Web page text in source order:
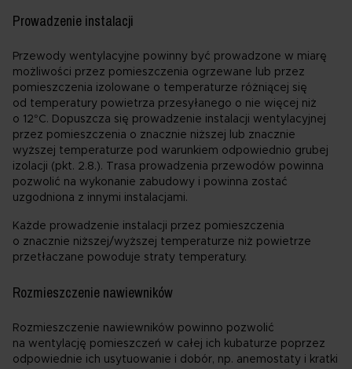
Prowadzenie instalacji
Przewody wentylacyjne powinny być prowadzone w miarę
możliwości przez pomieszczenia ogrzewane lub przez
pomieszczenia izolowane o temperaturze różniącej się
od temperatury powietrza przesyłanego o nie więcej niż
o 12°C. Dopuszcza się prowadzenie instalacji wentylacyjnej
przez pomieszczenia o znacznie niższej lub znacznie
wyższej temperaturze pod warunkiem odpowiednio grubej
izolacji (pkt. 2.8.). Trasa prowadzenia przewodów powinna
pozwolić na wykonanie zabudowy i powinna zostać
uzgodniona z innymi instalacjami.
Każde prowadzenie instalacji przez pomieszczenia
o znacznie niższej/wyższej temperaturze niż powietrze
przetłaczane powoduje straty temperatury.
Rozmieszczenie nawiewników
Rozmieszczenie nawiewników powinno pozwolić
na wentylację pomieszczeń w całej ich kubaturze poprzez
odpowiednie ich usytuowanie i dobór, np. anemostaty i kratki